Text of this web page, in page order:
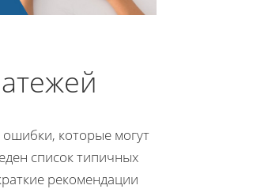
которые могут
список типичных
рекомендации